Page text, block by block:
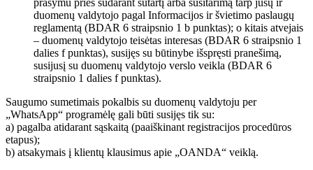
prašymu prieš sudarant sutartį arba susitarimą tarp jūsų ir
duomenų valdytojo pagal Informacijos ir švietimo paslaugų
reglamentą (BDAR 6 straipsnio 1 b punktas); o kitais atvejais
– duomenų valdytojo teisėtas interesas (BDAR 6 straipsnio 1
dalies f punktas), susijęs su būtinybe išspręsti pranešimą,
susijusį su duomenų valdytojo verslo veikla (BDAR 6
straipsnio 1 dalies f punktas).
Saugumo sumetimais pokalbis su duomenų valdytoju per
„WhatsApp“ programėlę gali būti susijęs tik su:
a) pagalba atidarant sąskaitą (paaiškinant registracijos procedūros
etapus);
b) atsakymais į klientų klausimus apie „OANDA“ veiklą.